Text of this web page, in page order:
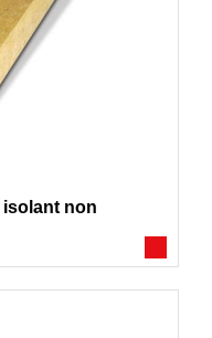
isolant non